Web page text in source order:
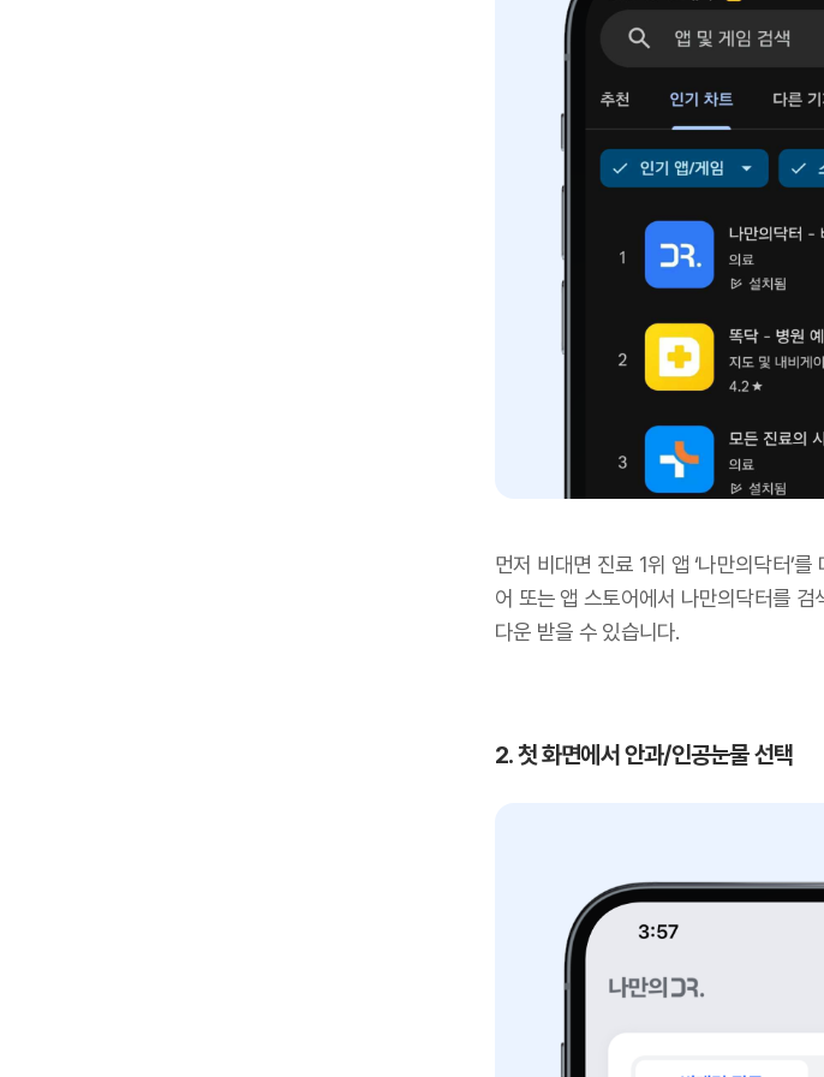
먼저 비대면 진료 1위 앱 ‘나만의닥터’
어 또는 앱 스토어에서 나만의닥터를
다운 받을 수 있습니다.
2. 첫 화면에서 안과/인공눈물 선택